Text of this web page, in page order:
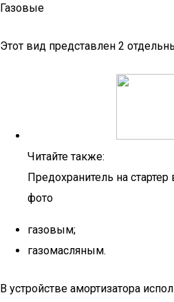
Газовые
Этот вид представлен 2
Читайте также:
Предохранитель на
фото
газовым;
газомасляным.
В устройстве амортизатора